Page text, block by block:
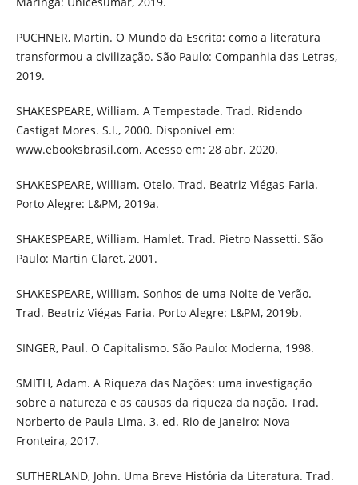
PUCHNER, Martin. O Mundo da Escrita: como a literatura
transformou a civilização. São Paulo: Companhia das Letras,
2019.
SHAKESPEARE, William. A Tempestade. Trad. Ridendo
Castigat Mores. S.l., 2000. Disponível em:
www.ebooksbrasil.com. Acesso em: 28 abr. 2020.
SHAKESPEARE, William. Otelo. Trad. Beatriz Viégas-Faria.
Porto Alegre: L&PM, 2019a.
SHAKESPEARE, William. Hamlet. Trad. Pietro Nassetti. São
Paulo: Martin Claret, 2001.
SHAKESPEARE, William. Sonhos de uma Noite de Verão.
Trad. Beatriz Viégas Faria. Porto Alegre: L&PM, 2019b.
SINGER, Paul. O Capitalismo. São Paulo: Moderna, 1998.
SMITH, Adam. A Riqueza das Nações: uma investigação
sobre a natureza e as causas da riqueza da nação. Trad.
Norberto de Paula Lima. 3. ed. Rio de Janeiro: Nova
Fronteira, 2017.
SUTHERLAND, John. Uma Breve História da Literatura. Trad.